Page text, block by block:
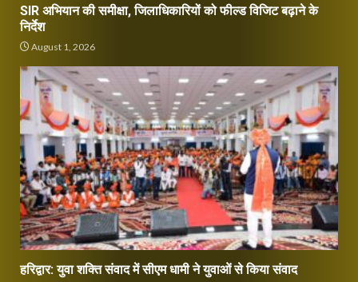
SIR अभियान की समीक्षा, जिलाधिकारियों को फील्ड विजिट बढ़ाने के
निर्देश
August 1, 2026
हरिद्वार: युवा शक्ति संवाद में सीएम धामी ने युवाओं से किया संवाद